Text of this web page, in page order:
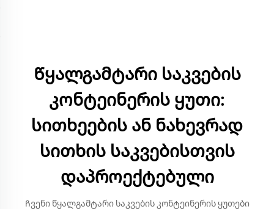
Წყალგამტარი საკვების
კონტეინერის ყუთი:
სითხეების ან ნახევრად
სითხის საკვებისთვის
დაპროექტებული
Ჩვენი წყალგამტარი საკვების კონტეინერის ყუთები